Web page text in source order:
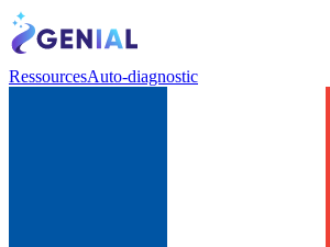
RessourcesAuto-diagnostic